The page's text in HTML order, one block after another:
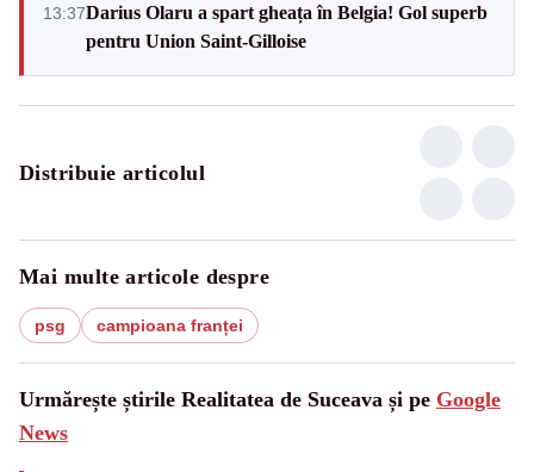
13:37Darius Olaru a spart gheața în Belgia! Gol superb
pentru Union Saint-Gilloise
Distribuie articolul
Mai multe articole despre
psg campioana franței
Urmărește știrile Realitatea de Suceava și pe Google
News